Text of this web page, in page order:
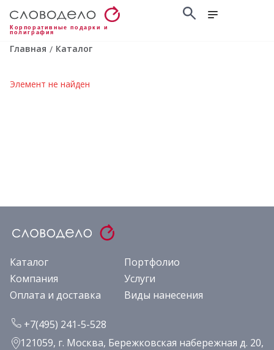
Корпоративные подарки и
полиграфия
Главная / Каталог
Элемент не найден
Каталог
Портфолио
Компания
Услуги
Оплата и доставка
Виды нанесения
+7(495) 241-5-528
121059, г. Москва, Бережковская набережная д. 20,